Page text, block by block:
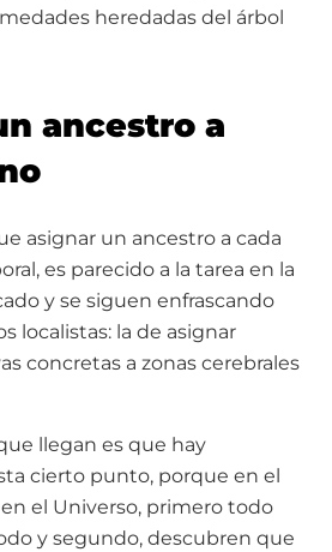
heredadas del árbol
ancestro a
asignar un ancestro a cada
es parecido a la tarea en la
y se siguen enfrascando
localistas: la de asignar
concretas a zonas cerebrales
llegan es que hay
cierto punto, porque en el
el Universo, primero todo
y segundo, descubren que